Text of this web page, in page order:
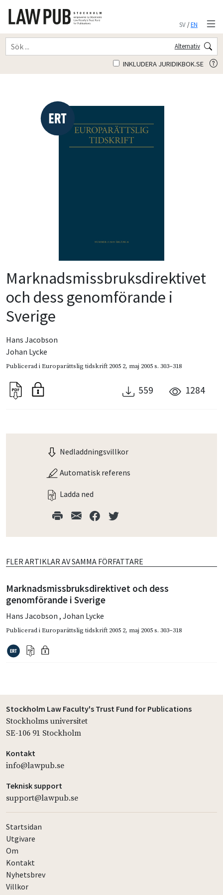
SV/EN
Alternativ
INKLUDERA JURIDIKBOK.SE
Marknadsmissbruksdirektivet
och dess genomförande i
Sverige
Hans Jacobson
Johan Lycke
Publicerad iEuroparättslig tidskrift 2005 2, maj 2005s. 303–318
559 1284
Nedladdningsvillkor
Automatisk referens
Ladda ned
FLER ARTIKLAR AV SAMMA FÖRFATTARE
Marknadsmissbruksdirektivet och dess
genomförande i Sverige
Hans Jacobson , Johan Lycke
Publicerad iEuroparättslig tidskrift 2005 2, maj 2005s. 303–318
Stockholm Law Faculty's Trust Fund for Publications
Stockholms universitet
SE-106 91 Stockholm
Kontakt
info@lawpub.se
Teknisk support
support@lawpub.se
Startsidan
Utgivare
Om
Kontakt
Nyhetsbrev
Villkor